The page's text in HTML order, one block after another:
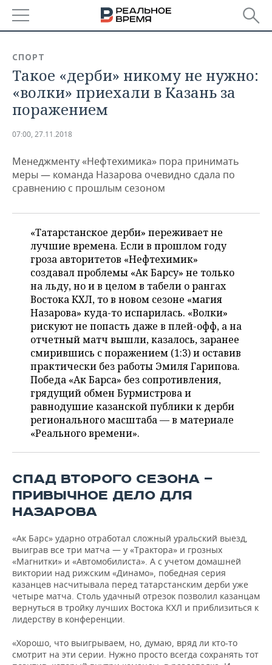
БАШКОРТОСТАН
ТАТАРСТАН
НОВОСТИ
АНАЛИТИКА
ДЕКЛАРАЦИИ О ДОХОДАХ
КОРОЛИ ГОСЗАКАЗА ПФО
ВУЗЫ ТАТАРСТАНА
КОМУ ПРИНАДЛЕЖАТ
ТОРГОВЫЕ ЦЕНТРЫ
ТАТАРСТАНА
НОВОСТИ ЭКОНОМИКИ
ФИНАНСЫ
БАНКИ
БЮДЖЕТ
ИНВЕСТИЦИИ
ПРОМЫШЛЕННОСТЬ
НОВОСТИ
ПРОМЫШЛЕННОСТИ
МАШИНОСТРОЕНИЕ
НЕФТЕХИМИЯ
НЕФТЬ
ОПК
ЭНЕРГЕТИКА
НЕДВИЖИМОСТЬ
НОВОСТИ НЕДВИЖИМОСТИ
АВТО
НОВОСТИ АВТО
БИЗНЕС
НОВОСТИ БИЗНЕСА
РОЗНИЧНАЯ ТОРГОВЛЯ
ТРАНСПОРТ
УСЛУГИ
ТЕХНОЛОГИИ
НОВОСТИ ТЕХНОЛОГИЙ
МЕДИА
ТЕЛЕКОММУНИКАЦИИ
МЕРОПРИЯТИЯ
НОВОСТИ МЕРОПРИЯТИЙ
ВЫЕЗДНАЯ РЕДАКЦИЯ
БИЗНЕС-БРАНЧИ
ONLINE-КОНФЕРЕНЦИИ
ОТКРЫТАЯ ЛЕКЦИЯ
СПОРТ
НОВОСТИ СПОРТА
ФУТБОЛ
ХОККЕЙ
БАСКЕТБОЛ
КИБЕРСПОРТ
ФИГУРНОЕ КАТАНИЕ
ВОДНЫЕ ВИДЫ СПОРТА
ХОККЕЙ С МЯЧОМ
ОБЩЕСТВО
НОВОСТИ ОБЩЕСТВА
ВЛАСТЬ
ИНФРАСТРУКТУРА
КУЛЬТУРА
МЕДИЦИНА
ОБРАЗОВАНИЕ
ПРОИСШЕСТВИЯ
ФОТОГАЛЕРЕЯ
СЮЖЕТЫ
СПРАВОЧНИК
СПИСОК КОМПАНИЙ
СПОРТ
Такое «дерби» никому не нужно:
«волки» приехали в Казань за
поражением
07:00, 27.11.2018
Менеджменту «Нефтехимика» пора принимать
меры — команда Назарова очевидно сдала по
сравнению с прошлым сезоном
«Татарстанское дерби» переживает не
лучшие времена. Если в прошлом году
гроза авторитетов «Нефтехимик»
создавал проблемы «Ак Барсу» не только
на льду, но и в целом в табели о рангах
Востока КХЛ, то в новом сезоне «магия
Назарова» куда-то испарилась. «Волки»
рискуют не попасть даже в плей-офф, а на
отчетный матч вышли, казалось, заранее
смирившись с поражением (1:3) и оставив
практически без работы Эмиля Гарипова.
Победа «Ак Барса» без сопротивления,
грядущий обмен Бурмистрова и
равнодушие казанской публики к дерби
регионального масштаба — в материале
«Реального времени».
СПАД ВТОРОГО СЕЗОНА —
ПРИВЫЧНОЕ ДЕЛО ДЛЯ
НАЗАРОВА
«Ак Барс» ударно отработал сложный уральский выезд,
выиграв все три матча — у «Трактора» и грозных
«Магнитки» и «Автомобилиста». А с учетом домашней
виктории над рижским «Динамо», победная серия
казанцев насчитывала перед татарстанским дерби уже
четыре матча. Столь удачный отрезок позволил казанцам
вернуться в тройку лучших Востока КХЛ и приблизиться к
лидерству в конференции.
«Хорошо, что выигрываем, но, думаю, вряд ли кто-то
смотрит на эти серии. Нужно просто всегда сохранять тот